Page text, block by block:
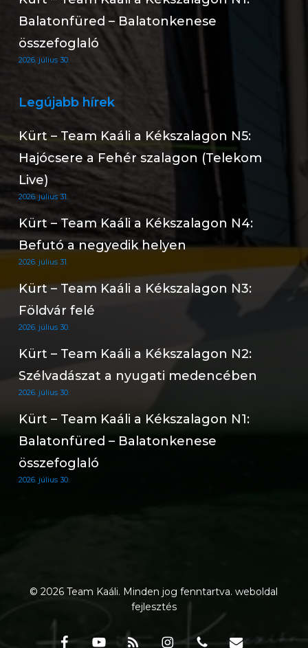
Balatonfüred – Balatonkenese
összefoglaló
2026. július 30.
Legújabb hírek
Kürt – Team Kaáli a Kékszalagon N5:
Hajócsere a Fehér szalagon (Telekom
Live)
2026. július 31.
Kürt – Team Kaáli a Kékszalagon N4:
Befutó a negyedik helyen
2026. július 31.
Kürt – Team Kaáli a Kékszalagon N3:
Földvár felé
2026. július 30.
Kürt – Team Kaáli a Kékszalagon N2:
Szélvadászat a nyugati medencében
2026. július 30.
Kürt – Team Kaáli a Kékszalagon N1:
Balatonfüred – Balatonkenese
összefoglaló
2026. július 30.
© 2026 Team Kaáli. Minden jog fenntartva.weboldal
fejlesztés
facebookyoutubeRSS instagramphone email